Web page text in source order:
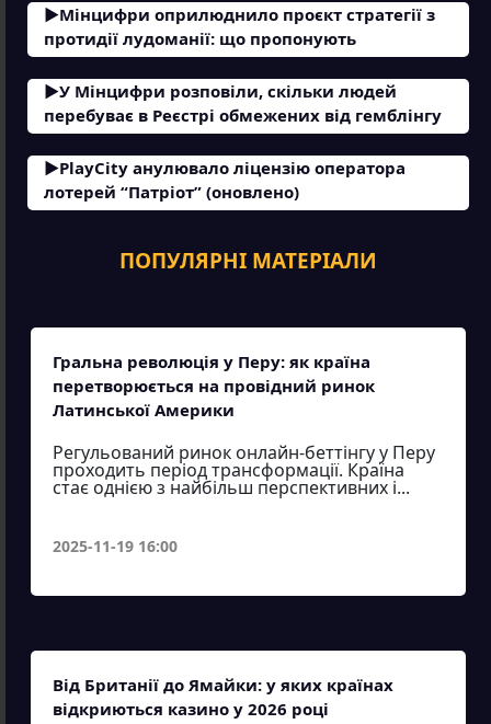
Мінцифри оприлюднило проєкт стратегії з
протидії лудоманії: що пропонують
У Мінцифри розповіли, скільки людей
перебуває в Реєстрі обмежених від гемблінгу
PlayCity анулювало ліцензію оператора
лотерей “Патріот” (оновлено)
ПОПУЛЯРНІ МАТЕРІАЛИ
Гральна революція у Перу: як країна
перетворюється на провідний ринок
Латинської Америки
Регульований ринок онлайн-беттінгу у Перу
проходить період трансформації. Країна
стає однією з найбільш перспективних і...
2025-11-19 16:00
Від Британії до Ямайки: у яких країнах
відкриються казино у 2026 році